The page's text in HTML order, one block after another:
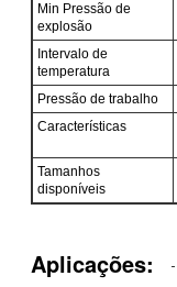
Min Pressão de
explosão
Intervalo de
temperatura
Pressão de trabalho
Características
Tamanhos
disponíveis
Aplicações: